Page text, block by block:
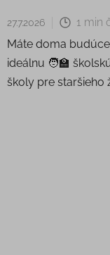
27.7.2026
1 min
Máte doma
ideálnu 🧑‍🏫
školy pre staršieho